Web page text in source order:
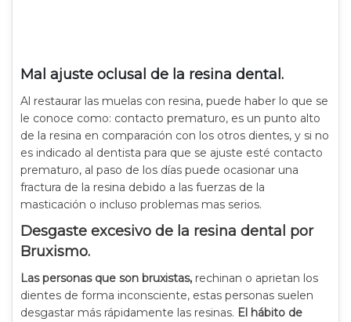
Mal ajuste oclusal de la resina dental.
Al restaurar las muelas con resina, puede haber lo que se
le conoce como: contacto prematuro, es un punto alto
de la resina en comparación con los otros dientes, y si no
es indicado al dentista para que se ajuste esté contacto
prematuro, al paso de los días puede ocasionar una
fractura de la resina debido a las fuerzas de la
masticación o incluso problemas mas serios.
Desgaste excesivo de la resina dental por
Bruxismo.
Las personas que son bruxistas, rechinan o aprietan los
dientes de forma inconsciente, estas personas suelen
desgastar más rápidamente las resinas. El hábito de